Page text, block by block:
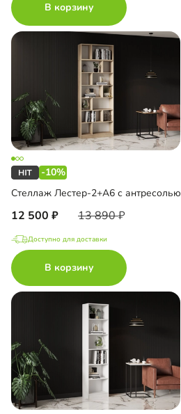
В корзину
-10%
Стеллаж Лестер-2+А6 с антресолью
12 500 13 890
Доступно для доставки
В корзину